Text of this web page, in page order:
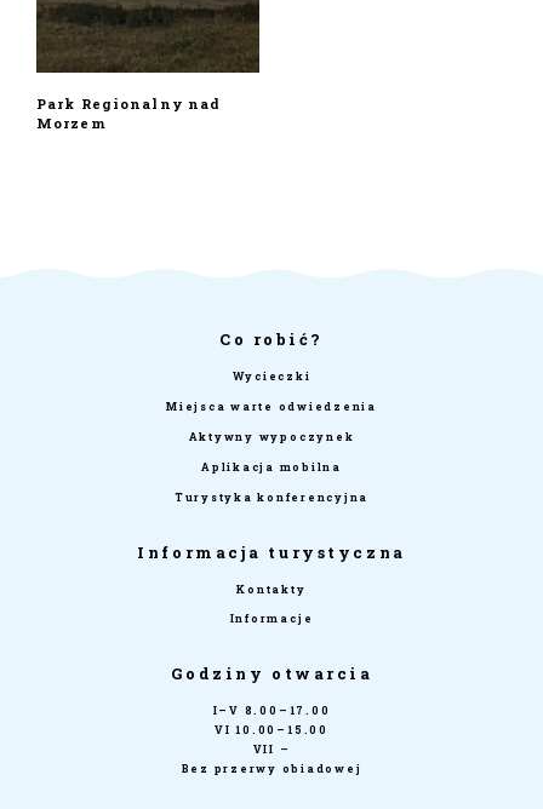
Park Regionalny nad
Morzem
Co robić?
Wycieczki
Miejsca warte odwiedzenia
Aktywny wypoczynek
Aplikacja mobilna
Turystyka konferencyjna
Informacja turystyczna
Kontakty
Informacje
Godziny otwarcia
I–V 8.00–17.00
VI 10.00–15.00
VII –
Bez przerwy obiadowej